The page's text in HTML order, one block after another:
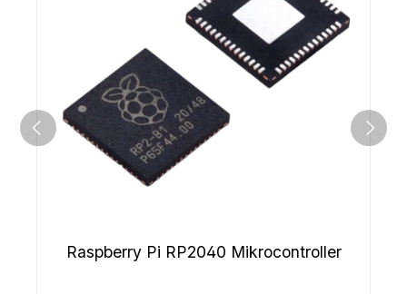
Raspberry Pi RP2040 Mikrocontroller